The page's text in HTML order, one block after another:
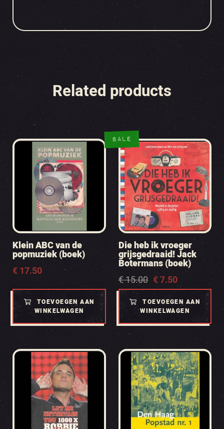
Related products
Klein ABC van de
popmuziek (boek)
€17.50
TOEVOEGEN AAN
WINKELWAGEN
SALE
Die heb ik vroeger
grijsgedraaid! Jack
Botermans (boek)
€15.00
Oorspronkelijke
prijs
was:
€ 15.00.
€7.50
Huidige
prijs
€ 7.50.
TOEVOEGEN AAN
WINKELWAGEN